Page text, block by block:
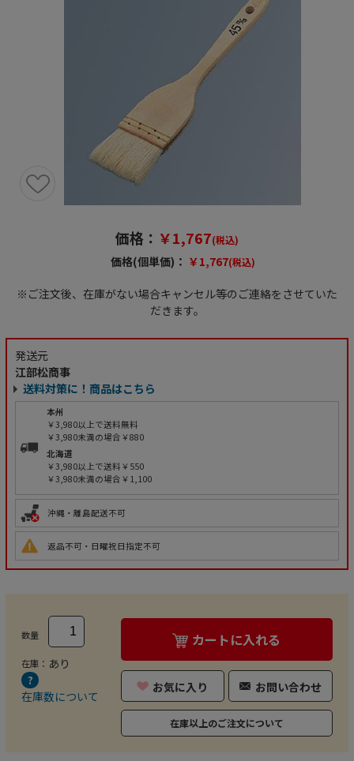
価格： ￥1,767(税込)
価格(個単価)： ￥1,767(税込)
※ご注文後、在庫がない場合キャンセル等のご連絡をさせていた
だきます。
発送元
江部松商事
送料対策に！商品はこちら
本州
￥3,980以上で送料無料
￥3,980未満の場合￥880
北海道
￥3,980以上で送料￥550
￥3,980未満の場合￥1,100
沖縄・離島配送不可
返品不可・日曜祝日指定不可
数量
在庫： あり
在庫数について
カートに入れる
お気に入り お問い合わせ
在庫以上のご注文について